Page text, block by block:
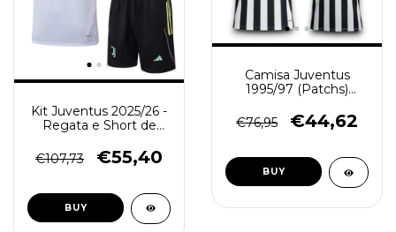
Kit Juventus 2025/26 -
Regata e Short de
Branco Preto
€107,73 €55,40
BUY
Camisa Juventus
1995/97 (Patchs)
Masculina - Branca
Preta
€76,95 €44,62
BUY